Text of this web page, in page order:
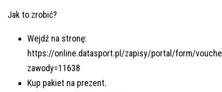
Jak to zrobić?
https://online.datasport.pl/zapisy/portal/form/
zawody=11638
Kup pakiet na prezent.